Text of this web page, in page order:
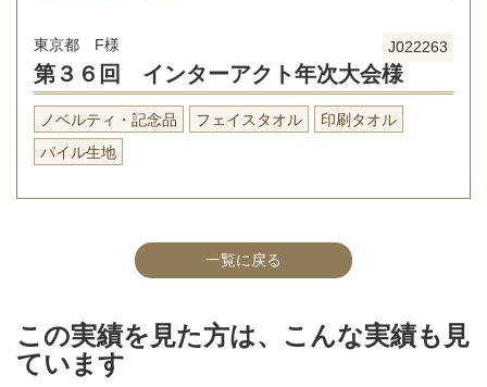
J022263
東京都 F様
第３６回 インターアクト年次大会様
ノベルティ・記念品 フェイスタオル
印刷タオル
パイル生地
一覧に戻る
この実績を見た方は、こんな実績も見
ています